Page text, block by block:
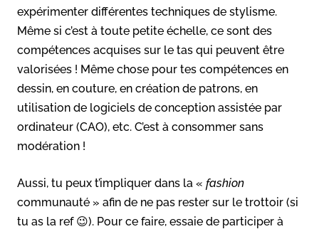
expérimenter différentes techniques de stylisme.
Même si c’est à toute petite échelle, ce sont des
compétences acquises sur le tas qui peuvent être
valorisées ! Même chose pour tes compétences en
dessin, en couture, en création de patrons, en
utilisation de logiciels de conception assistée par
ordinateur (CAO), etc. C’est à consommer sans
modération !
Aussi, tu peux t’impliquer dans la « fashion
communauté » afin de ne pas rester sur le trottoir (si
tu as la ref 😉). Pour ce faire, essaie de participer à